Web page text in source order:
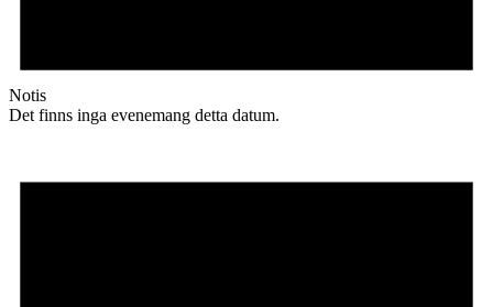
Notis
Det finns inga evenemang detta datum.